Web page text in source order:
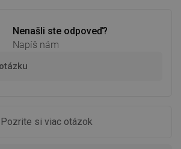
Nenašli ste odpoveď?
Napíš nám
Pozrite si viac otázok